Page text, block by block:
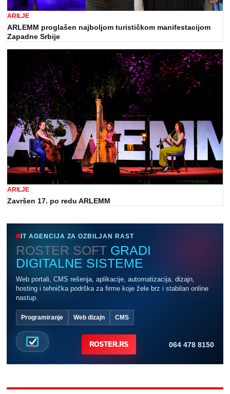
ARILJE
ARLEMM proglašen najboljom turističkom manifestacijom
Zapadne Srbije
ARILJE
Završen 17. po redu ARLEMM
IT AGENCIJA ZA OZBILJAN RAST
ROSTER SOFT GRADI
DIGITALNE SISTEME
Web portali, CMS rešenja, aplikacije, automatizacija, dizajn,
hosting i tehnička podrška za firme koje žele brz i stabilan online
nastup.
Programiranje Web dizajn CMS
ROSTER.RS 064 478 8150